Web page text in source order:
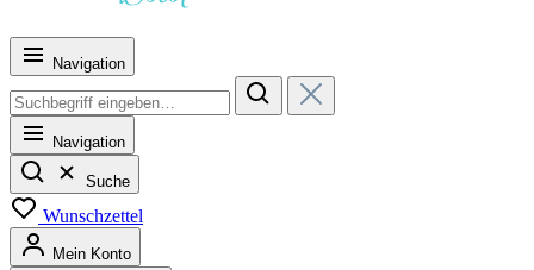
Navigation
Navigation
Suche
Wunschzettel
Mein Konto